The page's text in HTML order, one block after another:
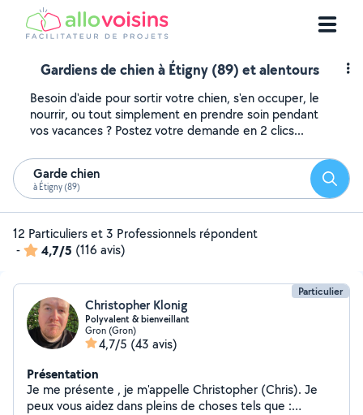
Gardiens de chien à Étigny (89) et alentours
Besoin d'aide pour sortir votre chien, s'en occuper, le
nourrir, ou tout simplement en prendre soin pendant
vos vacances ? Postez votre demande en 2 clics...
Garde chien
à Étigny (89)
12 Particuliers et 3 Professionnels répondent
-
4,7/5 (116 avis)
Particulier
Christopher Klonig
Polyvalent & bienveillant
Gron (Gron)
4,7/5 (43 avis)
Présentation
Je me présente , je m'appelle Christopher (Chris). Je
peux vous aidez dans pleins de choses tels que :